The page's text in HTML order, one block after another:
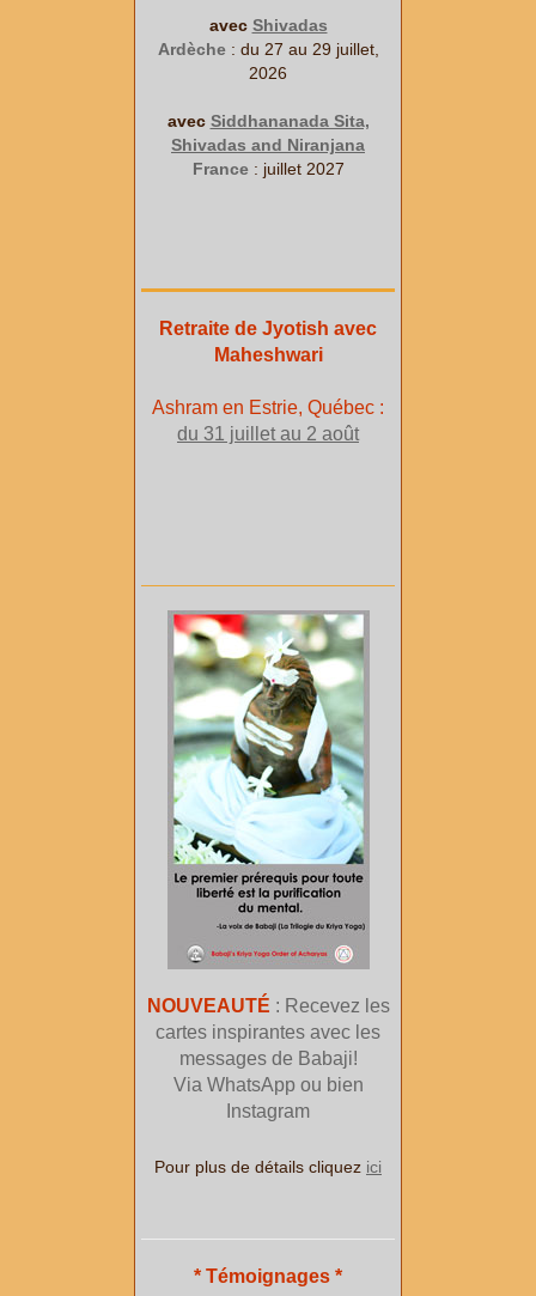
avec Shivadas
Ardèche: du 27 au 29 juillet,
2026
avec Siddhananada Sita,
Shivadas and Niranjana
France: juillet 2027
Retraite de Jyotish avec
Maheshwari
Ashram en Estrie, Québec :
du 31 juillet au 2 août
NOUVEAUTÉ : Recevez les
cartes inspirantes avec les
messages de Babaji!
Via WhatsApp ou bien
Instagram
Pour plus de détails cliquez ici
* Témoignages *